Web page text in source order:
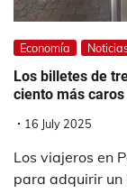
Economía
Los billetes de
ciento más
16 July 2025
Los viajeros en
para adquirir